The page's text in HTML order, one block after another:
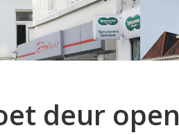
deur open